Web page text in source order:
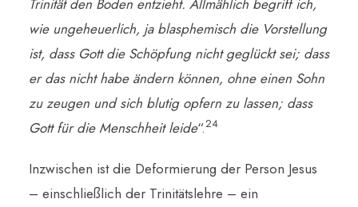
wie ungeheuerlich, ja blasphemisch die Vorstellung
ist, dass Gott die Schöpfung nicht geglückt sei; dass
er das nicht habe ändern können, ohne einen Sohn
zu zeugen und sich blutig opfern zu lassen; dass
Gott für die Menschheit leide“.24
Inzwischen ist die Deformierung der Person Jesus
– einschließlich der Trinitätslehre – ein